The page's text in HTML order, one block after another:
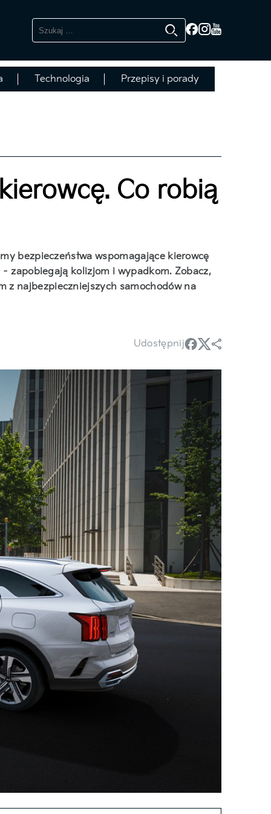
Szukaj:
Technologia Przepisy i porady
Co robią
bezpieczeństwa wspomagające kierowcę
zapobiegają kolizjom i wypadkom. Zobacz,
z najbezpieczniejszych samochodów na
Udostępnij